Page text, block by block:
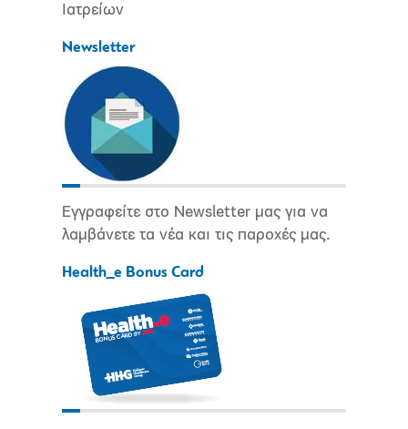
Ιατρείων
Newsletter
Εγγραφείτε στο Newsletter μας για να
λαμβάνετε τα νέα και τις παροχές μας.
Health_e Bonus Card